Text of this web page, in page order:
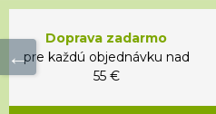
Doprava zadarmo
pre každú objednávku nad
55 €